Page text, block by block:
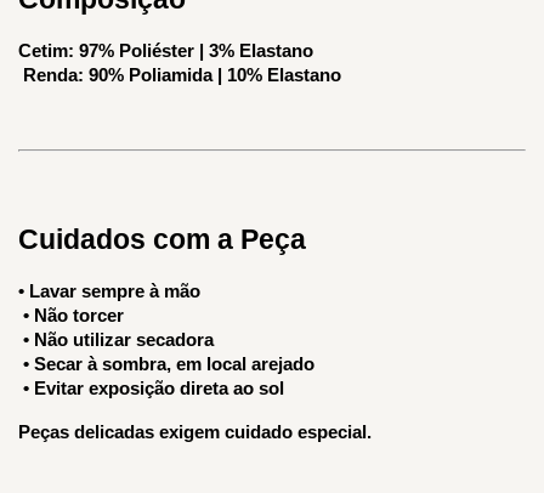
Cetim: 97% Poliéster | 3% Elastano
Renda: 90% Poliamida | 10% Elastano
Cuidados com a Peça
• Lavar sempre à mão
• Não torcer
• Não utilizar secadora
• Secar à sombra, em local arejado
• Evitar exposição direta ao sol
Peças delicadas exigem cuidado especial.